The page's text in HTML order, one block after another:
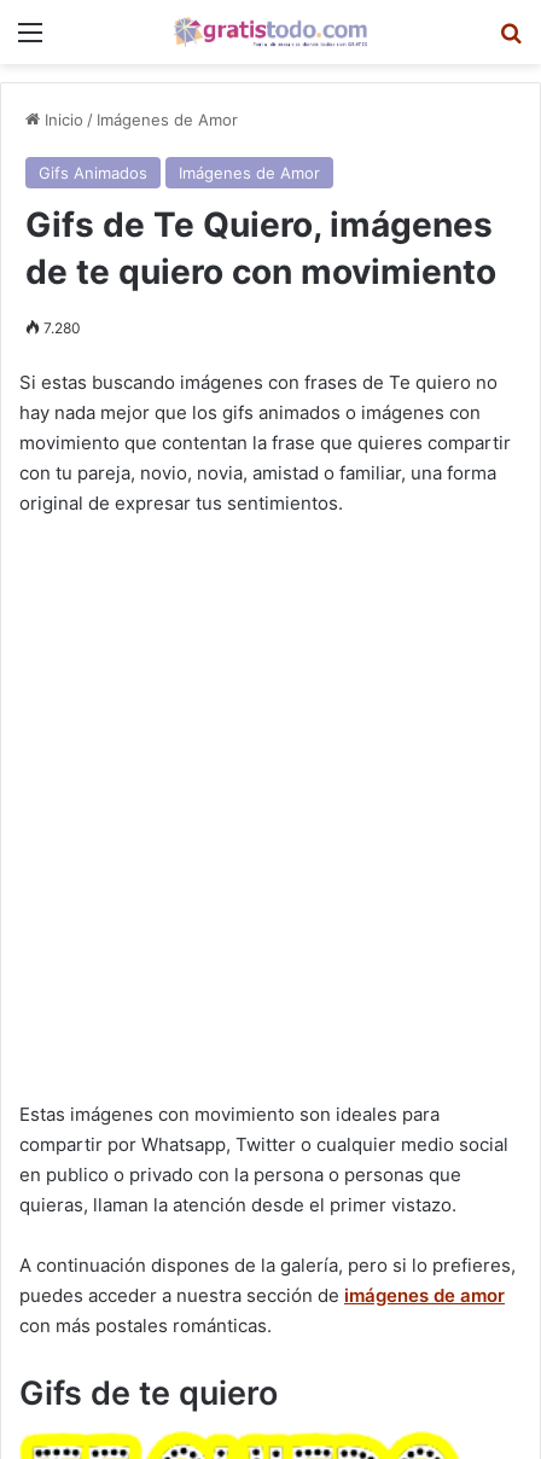
Menú
Inicio / Imágenes de Amor
Gifs Animados Imágenes de Amor
Gifs de Te Quiero, imágenes
de te quiero con movimiento
7.280
Si estas buscando imágenes con frases de Te quiero no
hay nada mejor que los gifs animados o imágenes con
movimiento que contentan la frase que quieres compartir
con tu pareja, novio, novia, amistad o familiar, una forma
original de expresar tus sentimientos.
Estas imágenes con movimiento son ideales para
compartir por Whatsapp, Twitter o cualquier medio social
en publico o privado con la persona o personas que
quieras, llaman la atención desde el primer vistazo.
A continuación dispones de la galería, pero si lo prefieres,
puedes acceder a nuestra sección de imágenes de amor
con más postales románticas.
Gifs de te quiero